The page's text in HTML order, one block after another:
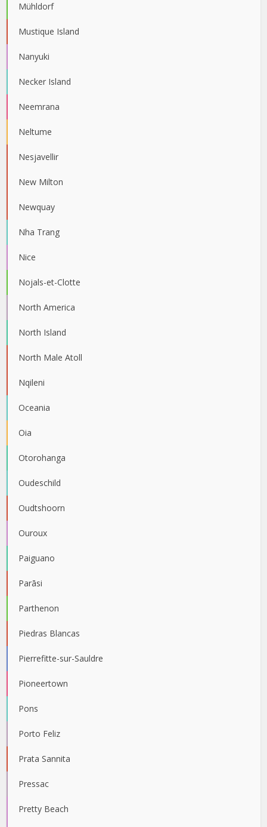
Mühldorf
Mustique Island
Nanyuki
Necker Island
Neemrana
Neltume
Nesjavellir
New Milton
Newquay
Nha Trang
Nice
Nojals-et-Clotte
North America
North Island
North Male Atoll
Nqileni
Oceania
Oia
Otorohanga
Oudeschild
Oudtshoorn
Ouroux
Paiguano
Parāsi
Parthenon
Piedras Blancas
Pierrefitte-sur-Sauldre
Pioneertown
Pons
Porto Feliz
Prata Sannita
Pressac
Pretty Beach